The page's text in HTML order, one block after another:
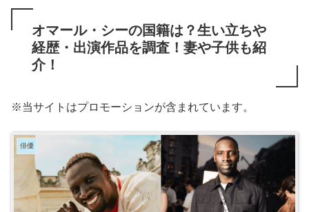
オマール・シーの国籍は？生い立ちや
経歴・出演作品を調査！妻や子供も紹
介！
※当サイトはプロモーションが含まれています。
俳優